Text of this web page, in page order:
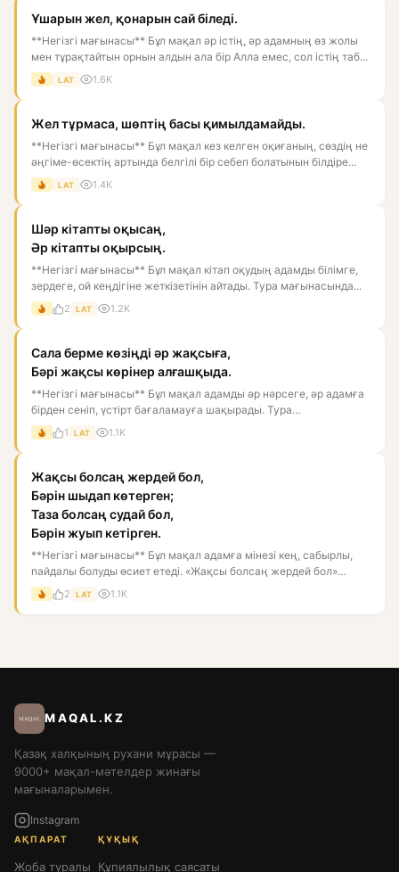
Ұшарын жел, қонарын сай біледі.
**Негізгі мағынасы** Бұл мақал әр істің, әр адамның өз жолы
мен тұрақтайтын орнын алдын ала бір Алла емес, сол істің таб...
LAT 1.6K
Жел тұрмаса, шөптің басы қимылдамайды.
**Негізгі мағынасы** Бұл мақал кез келген оқиғаның, сөздің не
әңгіме-өсектің артында белгілі бір себеп болатынын білдіре...
LAT 1.4K
Шәр кітапты оқысаң,
Әр кітапты оқырсың.
**Негізгі мағынасы** Бұл мақал кітап оқудың адамды білімге,
зердеге, ой кеңдігіне жеткізетінін айтады. Тура мағынасында...
2 LAT 1.2K
Сала берме көзіңді әр жақсыға,
Бәрі жақсы көрінер алғашқыда.
**Негізгі мағынасы** Бұл мақал адамды әр нәрсеге, әр адамға
бірден сеніп, үстірт бағаламауға шақырады. Тура
мағынасында:...
1 LAT 1.1K
Жақсы болсаң жердей бол,
Бәрін шыдап көтерген;
Таза болсаң судай бол,
Бәрін жуып кетірген.
**Негізгі мағынасы** Бұл мақал адамға мінезі кең, сабырлы,
пайдалы болуды өсиет етеді. «Жақсы болсаң жердей бол»
дегені...
2 LAT 1.1K
MAQAL.KZ
Қазақ халқының рухани мұрасы —
9000+ мақал-мәтелдер жинағы
мағыналарымен.
Instagram
АҚПАРАТ
Жоба туралы
ҚҰҚЫҚ
Құпиялылық саясаты